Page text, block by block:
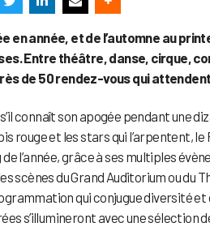
en année, et de l’automne au
Entre théâtre, danse, cirque,
de 50 rendez-vous qui
connaît son apogée pendant une
rouge et les stars qui l’arpentent,
de l’année, grâce à ses multiples
scènes du Grand Auditorium ou du
qui conjugue diversité
s’illumineront avec une sélection